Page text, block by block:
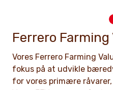
Ferrero Farming
Vores Ferrero Farming
fokus på at udvikle
for vores primære